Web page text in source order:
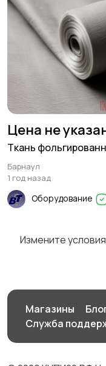
Цена не
Ткань
Барнаул
1 год назад
Оборудование
Измените
Магазины
Служба